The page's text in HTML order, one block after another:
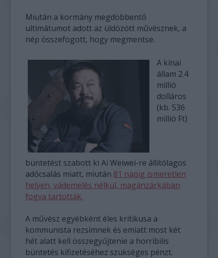
Miután a kormány megdöbbentő
ultimátumot adott az üldözött művésznek, a
nép összefogott, hogy megmentse.
A kínai
állam 2.4
millió
dolláros
(kb. 536
millió Ft)
büntetést szabott ki Ai Weiwei-re állítólagos
adócsalás miatt, miután 81 napig ismeretlen
helyen, vádemelés nélkül, magánzárkában
fogva tartották.
A művész egyébként éles kritikusa a
kommunista rezsimnek és emiatt most két
hét alatt kell összegyűjtenie a horribilis
büntetés kifizetéséhez szükséges pénzt.